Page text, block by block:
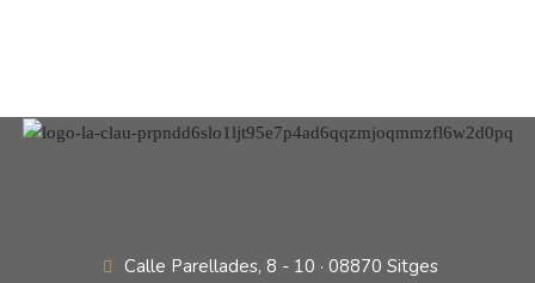
Calle Parellades, 8 - 10 · 08870 Sitges